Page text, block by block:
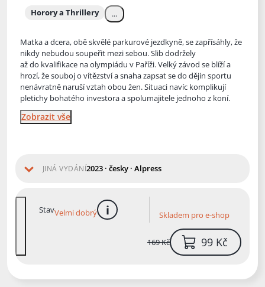
Horory a Thrillery ...
Matka a dcera, obě skvělé parkurové jezdkyně, se zapřísáhly, že
nikdy nebudou soupeřit mezi sebou. Slib dodržely
až do kvalifikace na olympiádu v Paříži. Velký závod se blíží a
hrozí, že souboj o vítězství a snaha zapsat se do dějin sportu
nenávratně naruší vztah obou žen. Situaci navíc komplikují
pletichy bohatého investora a spolumajitele jednoho z koní.
Zobrazit vše
JINÁ VYDÁNÍ2023 · česky · Alpress
StavVelmi dobrý více informací Skladem pro e-shop
169 Kč 99 Kč